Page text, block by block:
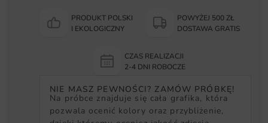
PRODUKT POLSKI
I EKOLOGICZNY
POWYŻEJ 500 ZŁ
DOSTAWA GRATIS
CZAS REALIZACJI
2-4 DNI ROBOCZE
NIE MASZ PEWNOŚCI? ZAMÓW PRÓBKĘ!
Na próbce znajduje się cała grafika, która
pozwala ocenić kolory oraz przybliżenie,